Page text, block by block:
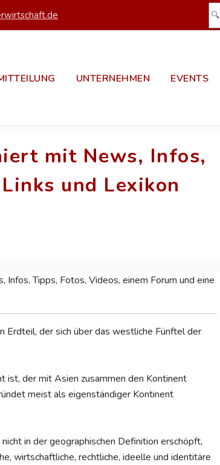
UNTERNEHMEN EVENTS
mit News, Infos,
und Lexikon
Tipps, Fotos, Videos, einem Forum und eine
Erdteil, der sich über das westliche Fünftel der
ist, der mit Asien zusammen den Kontinent
meist als eigenständiger Kontinent
in der geographischen Definition erschöpft,
wirtschaftliche, rechtliche, ideelle und identitäre